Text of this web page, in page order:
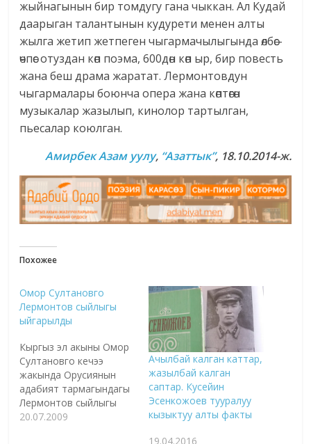
жыйнагынын бир томдугу гана чыккан. Ал Кудай
даарыган талантынын кудурети менен алты
жылга жетип жетпеген чыгармачылыгында өлбөс-
өчпөс отуздан көп поэма, 600дөн көп ыр, бир повесть
жана беш драма жаратат. Лермонтовдун
чыгармалары боюнча опера жана көптөгөн
музыкалар жазылып, кинолор тартылган,
пьесалар коюлган.
Амирбек Азам уулу, “Азаттык”, 18.10.2014-ж.
Похожее
Омор Султановго
Лермонтов сыйлыгы
ыйгарылды
Кыргыз эл акыны Омор
Султановго кечээ
жакында Орусиянын
адабият тармагындагы
Лермонтов сыйлыгы
ыйгарылды. Омор
20.07.2009
Ачылбай калган каттар,
жазылбай калган
саптар. Кусейин
Эсенкожоев тууралуу
кызыктуу алты факты
19.04.2016